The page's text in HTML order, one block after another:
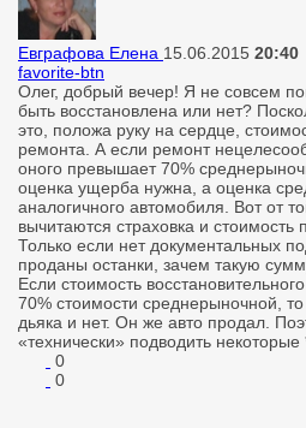
Евграфова Елена 15.06.2015 20:40
favorite-btn
Олег, добрый вечер! Я не совсем
быть восстановлена или нет?
это, положа руку на сердце,
ремонта. А если ремонт
оного превышает 70%
оценка ущерба нужна, а оценка
аналогичного автомобиля. Вот от
вычитаются страховка и стоимость
Только если нет документальных
проданы останки, зачем такую
Если стоимость
70% стоимости среднерыночной,
дьяка и нет. Он же авто продал.
«технически» подводить некоторые
0
0